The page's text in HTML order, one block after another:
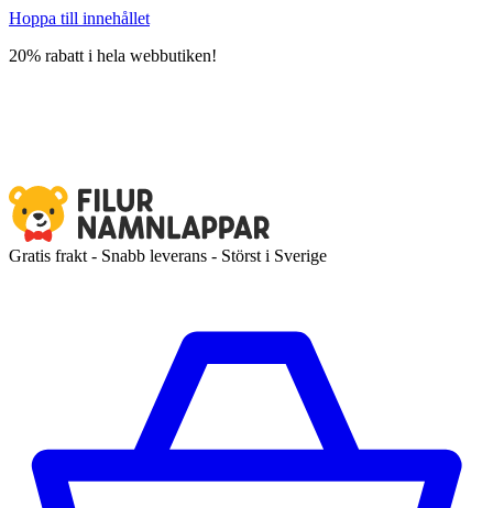
Hoppa till innehållet
20% rabatt i hela webbutiken!
Gratis frakt - Snabb leverans - Störst i Sverige